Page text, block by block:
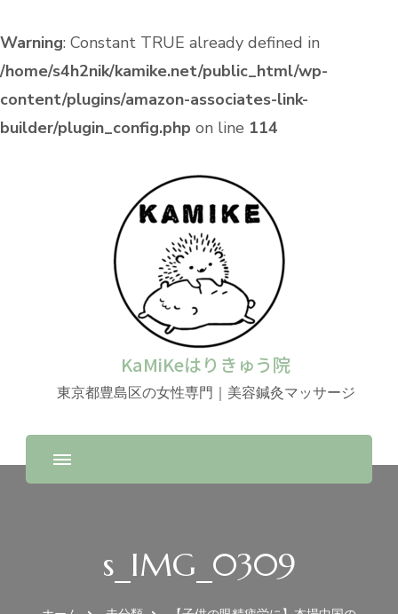
Warning: Constant TRUE already defined in
/home/s4h2nik/kamike.net/public_html/wp-
content/plugins/amazon-associates-link-
builder/plugin_config.php on line 114
KaMiKeはりきゅう院
東京都豊島区の女性専門｜美容鍼灸マッサージ
s_IMG_0309